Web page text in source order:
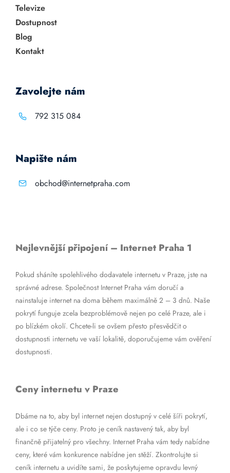
Televize
Dostupnost
Blog
Kontakt
Zavolejte nám
792 315 084
Napište nám
obchod@internetpraha.com
Nejlevnější připojení – Internet Praha 1
Pokud sháníte spolehlivého dodavatele internetu v Praze, jste na
správné adrese. Společnost Internet Praha vám doručí a
nainstaluje internet na doma během maximálně 2 – 3 dnů. Naše
pokrytí funguje zcela bezproblémově nejen po celé Praze, ale i
po blízkém okolí. Chcete-li se ovšem přesto přesvědčit o
dostupnosti internetu ve vaší lokalitě, doporučujeme vám ověření
dostupnosti.
Ceny internetu v Praze
Dbáme na to, aby byl internet nejen dostupný v celé šíři pokrytí,
ale i co se týče ceny. Proto je ceník nastavený tak, aby byl
finančně přijatelný pro všechny. Internet Praha vám tedy nabídne
ceny, které vám konkurence nabídne jen stěží. Zkontrolujte si
ceník internetu a uvidíte sami, že poskytujeme opravdu levný